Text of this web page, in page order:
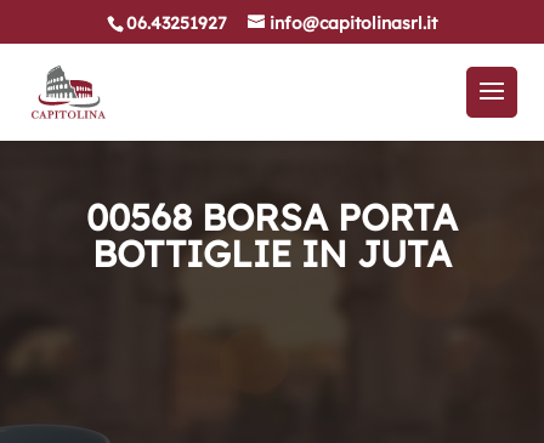
06.43251927 info@capitolinasrl.it
00568 BORSA PORTA
BOTTIGLIE IN JUTA